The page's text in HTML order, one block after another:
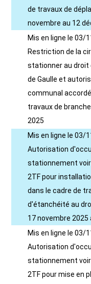
de travaux de
novembre au 12
Mis en ligne le 03/
Restriction de la
stationner au droit
de Gaulle et
communal
travaux de
2025
Mis en ligne le 03/
Autorisation
stationnement
2TF pour
dans le cadre de
d'étanchéité au
17 novembre 2025
Mis en ligne le 03/
Autorisation
stationnement
2TF pour mise en